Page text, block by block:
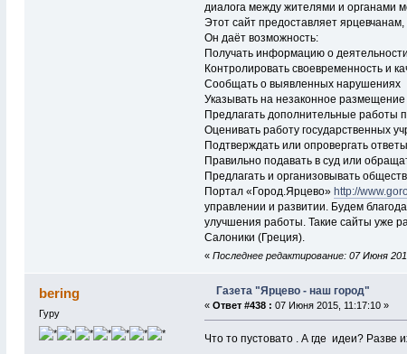
диалога между жителями и органами
Этот сайт предоставляет
Он даёт возможность:
Получать информацию о
Контролировать своевременность и
Сообщать о выявленных нарушениях
Указывать на незаконное размещение
Предлагать дополнительные работы
Оценивать работу государственных
Подтверждать или опровергать
Правильно подавать в суд или
Предлагать и организовывать
Портал «Город.Ярцево» http://
управлении и развитии. Будем
улучшения работы. Такие сайты уже
Салоники (Греция).
«Последнее редактирование: 07 Июня
bering
Гуру
Газета "Ярцево - наш город"
«Ответ #438 : 07 Июня 2015, 11:17:10 »
Что то пустовато . А где идеи?